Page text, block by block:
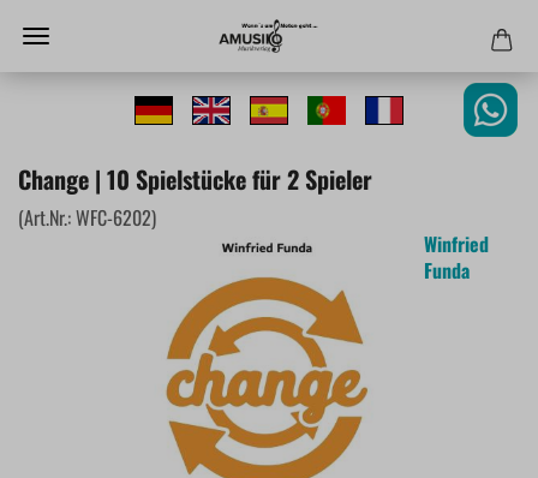
Change | 10 Spielstücke für 2 Spieler
(Art.Nr.:WFC-6202)
Winfried
Funda